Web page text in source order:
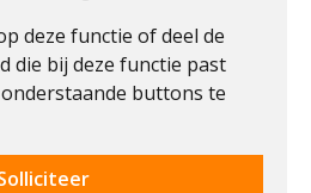
deze functie of deel de
die bij deze functie past
buttons te